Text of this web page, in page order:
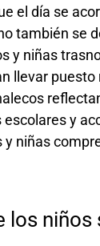
el día se
también se
y niñas
llevar
y
niñas
los